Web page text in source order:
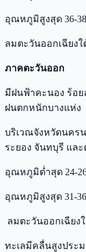
อุณหภูมิสูงสุด 36-
ลมตะวันออกเฉียงใ
ภาคตะวันออก
มีฝนฟ้าคะนอง ร้อ
ฝนตกหนักบางแห่ง
บริเวณจังหวัดนคร
ระยอง จันทบุรี และ
อุณหภูมิต่ำสุด 24-
อุณหภูมิสูงสุด 31-
ลมตะวันออกเฉียง
ทะเลมีคลื่นสูงประ